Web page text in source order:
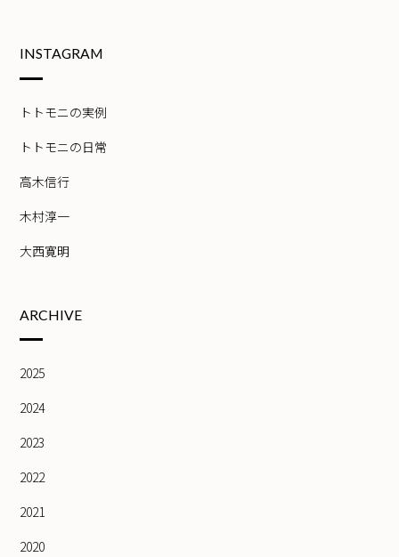
INSTAGRAM
トトモニの実例
トトモニの日常
高木信行
木村淳一
大西寛明
ARCHIVE
2025
2024
2023
2022
2021
2020